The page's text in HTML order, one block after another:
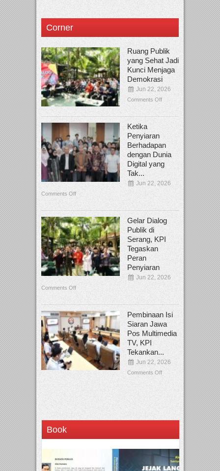
Corner
Ruang Publik
yang Sehat Jadi
Kunci Menjaga
Demokrasi
Jun 22, 2026
Comments Off
Ketika
Penyiaran
Berhadapan
dengan Dunia
Digital yang
Tak...
Jun 22, 2026
Comments Off
Gelar Dialog
Publik di
Serang, KPI
Tegaskan
Peran
Penyiaran
Jun 22, 2026
Comments Off
Pembinaan Isi
Siaran Jawa
Pos Multimedia
TV, KPI
Tekankan...
Jun 22, 2026
Comments Off
Book